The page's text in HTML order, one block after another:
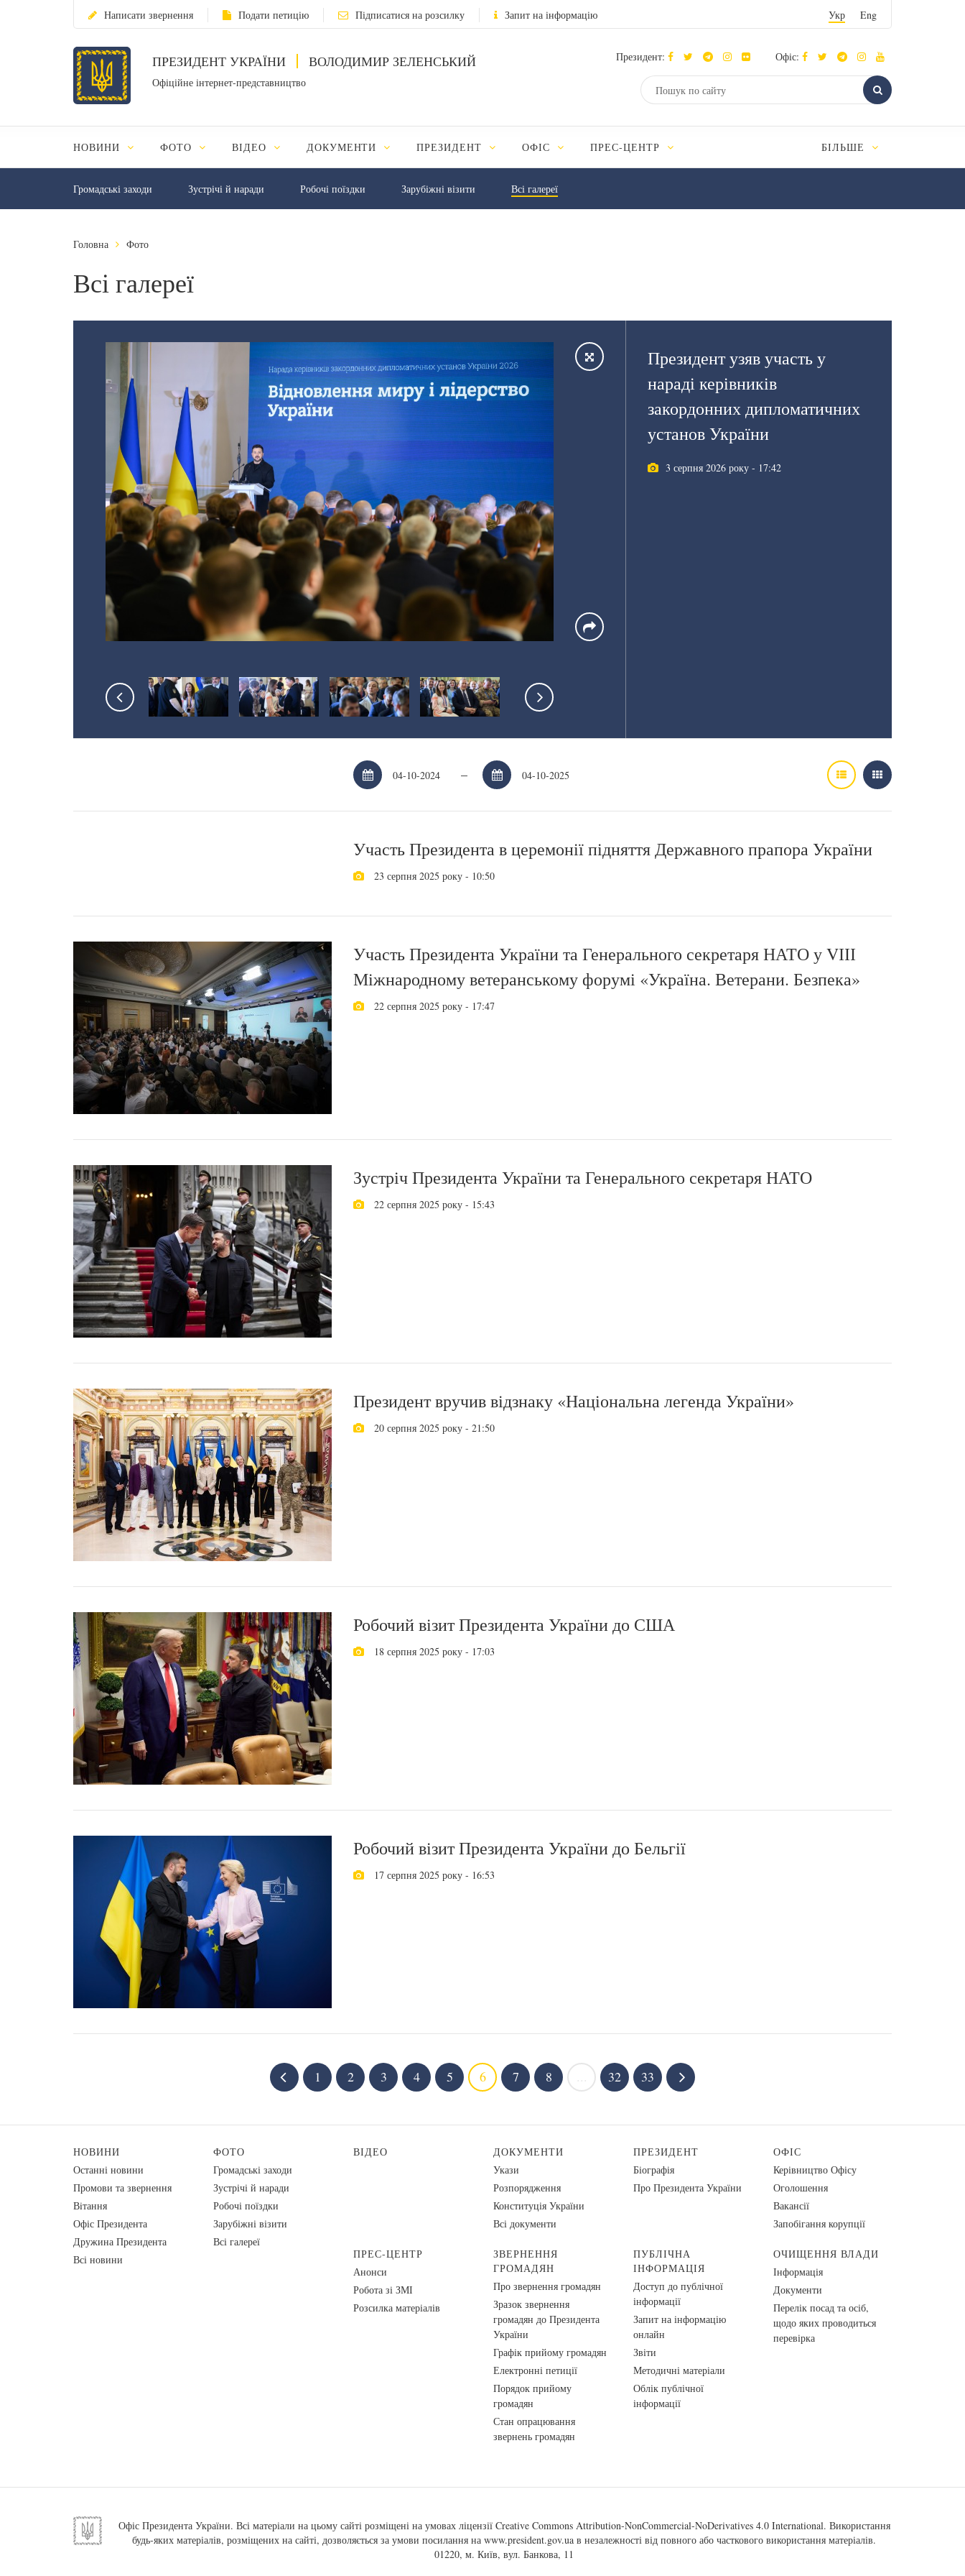
Написати звернення Подати петицію Підписатися на розсилку Запит на інформацію Укр Eng
ПРЕЗИДЕНТ УКРАЇНИ ВОЛОДИМИР ЗЕЛЕНСЬКИЙ
Офіційне інтернет-представництво
Президент: Офіс:
НОВИНИ ФОТО ВІДЕО ДОКУМЕНТИ ПРЕЗИДЕНТ ОФІС ПРЕС-ЦЕНТР БІЛЬШЕ
Громадські заходи Зустрічі й наради Робочі поїздки Зарубіжні візити Всі галереї
Головна Фото
Всі галереї
Президент узяв участь у
нараді керівників
закордонних дипломатичних
установ України
3 серпня 2026 року - 17:42
–
Участь Президента в церемонії підняття Державного прапора України
23 серпня 2025 року - 10:50
Участь Президента України та Генерального секретаря НАТО у VІІІ
Міжнародному ветеранському форумі «Україна. Ветерани. Безпека»
22 серпня 2025 року - 17:47
Зустріч Президента України та Генерального секретаря НАТО
22 серпня 2025 року - 15:43
Президент вручив відзнаку «Національна легенда України»
20 серпня 2025 року - 21:50
Робочий візит Президента України до США
18 серпня 2025 року - 17:03
Робочий візит Президента України до Бельгії
17 серпня 2025 року - 16:53
1 2 3 4 5 6 7 8 32 33
НОВИНИ
Останні новини
Промови та звернення
Вiтання
Офіс Президента
Дружина Президента
Всі новини
ФОТО
Громадські заходи
Зустрічі й наради
Робочі поїздки
Зарубіжні візити
Всі галереї
ВІДЕО
ДОКУМЕНТИ
Укази
Розпорядження
Конституція України
Всі документи
ПРЕЗИДЕНТ
Біографія
Про Президента України
ОФІС
Керівництво Офісу
Оголошення
Вакансії
Запобігання корупції
ПРЕС-ЦЕНТР
Анонси
Робота зі ЗМІ
Розсилка матеріалів
ЗВЕРНЕННЯ
ГРОМАДЯН
Про звернення громадян
Зразок звернення
громадян до Президента
України
Графік прийому громадян
Електронні петиції
Порядок прийому
громадян
Стан опрацювання
звернень громадян
ПУБЛІЧНА
ІНФОРМАЦІЯ
Доступ до публічної
інформації
Запит на інформацію
онлайн
Звіти
Методичні матеріали
Облік публічної
інформації
ОЧИЩЕННЯ ВЛАДИ
Інформація
Документи
Перелік посад та осіб,
щодо яких проводиться
перевірка
Офіс Президента України. Всі матеріали на цьому сайті розміщені на умовах ліцензії Creative Commons Attribution-NonCommercial-NoDerivatives 4.0 International. Використання
будь-яких матеріалів, розміщених на сайті, дозволяється за умови посилання на www.president.gov.ua в незалежності від повного або часткового використання матеріалів.
01220, м. Київ, вул. Банкова, 11